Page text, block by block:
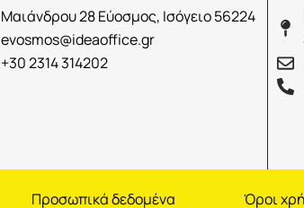
Μαιάνδρου 28 Εύοσμος, Ισόγειο 56224
evosmos@ideaoffice.gr
+30 2314 314202
Προσωπικά δεδομένα Όροι